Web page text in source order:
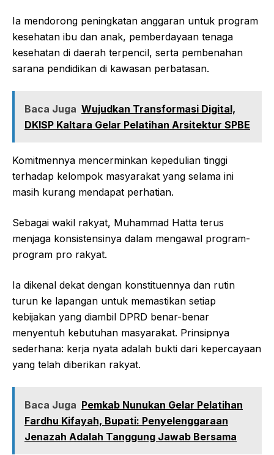
Ia mendorong peningkatan anggaran untuk program
kesehatan ibu dan anak, pemberdayaan tenaga
kesehatan di daerah terpencil, serta pembenahan
sarana pendidikan di kawasan perbatasan.
Baca Juga Wujudkan Transformasi Digital,
DKISP Kaltara Gelar Pelatihan Arsitektur SPBE
Komitmennya mencerminkan kepedulian tinggi
terhadap kelompok masyarakat yang selama ini
masih kurang mendapat perhatian.
Sebagai wakil rakyat, Muhammad Hatta terus
menjaga konsistensinya dalam mengawal program-
program pro rakyat.
Ia dikenal dekat dengan konstituennya dan rutin
turun ke lapangan untuk memastikan setiap
kebijakan yang diambil DPRD benar-benar
menyentuh kebutuhan masyarakat. Prinsipnya
sederhana: kerja nyata adalah bukti dari kepercayaan
yang telah diberikan rakyat.
Baca Juga Pemkab Nunukan Gelar Pelatihan
Fardhu Kifayah, Bupati: Penyelenggaraan
Jenazah Adalah Tanggung Jawab Bersama